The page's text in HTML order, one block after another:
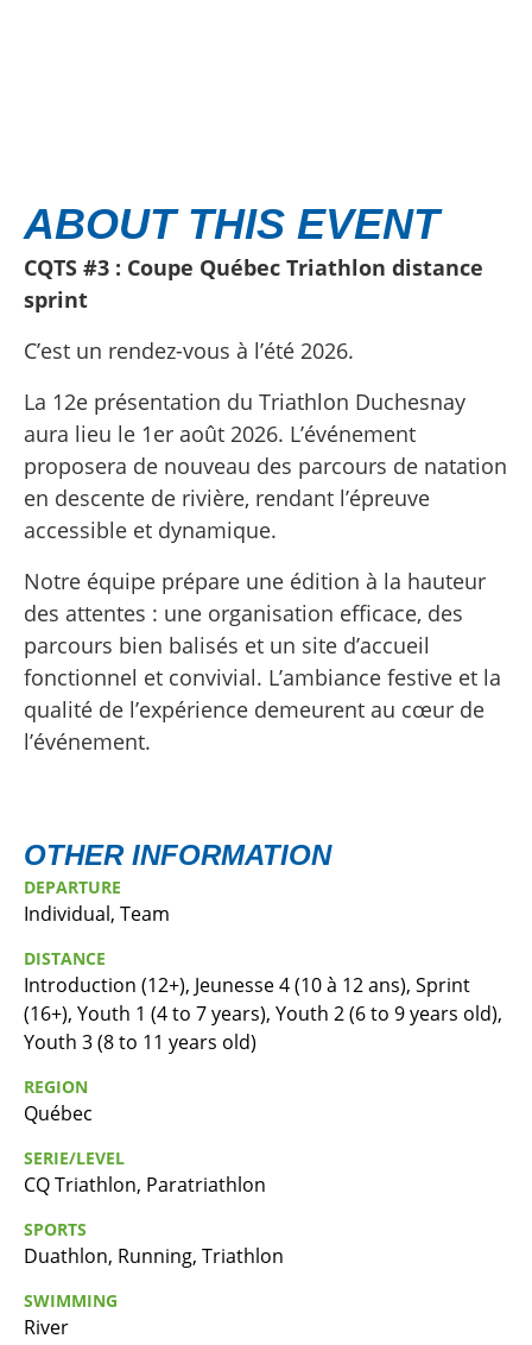
ABOUT THIS EVENT
CQTS #3 : Coupe Québec Triathlon distance
sprint
C’est un rendez-vous à l’été 2026.
La 12e présentation du Triathlon Duchesnay
aura lieu le 1er août 2026. L’événement
proposera de nouveau des parcours de natation
en descente de rivière, rendant l’épreuve
accessible et dynamique.
Notre équipe prépare une édition à la hauteur
des attentes : une organisation efficace, des
parcours bien balisés et un site d’accueil
fonctionnel et convivial. L’ambiance festive et la
qualité de l’expérience demeurent au cœur de
l’événement.
OTHER INFORMATION
DEPARTURE
Individual, Team
DISTANCE
Introduction (12+), Jeunesse 4 (10 à 12 ans), Sprint
(16+), Youth 1 (4 to 7 years), Youth 2 (6 to 9 years old),
Youth 3 (8 to 11 years old)
REGION
Québec
SERIE/LEVEL
CQ Triathlon, Paratriathlon
SPORTS
Duathlon, Running, Triathlon
SWIMMING
River